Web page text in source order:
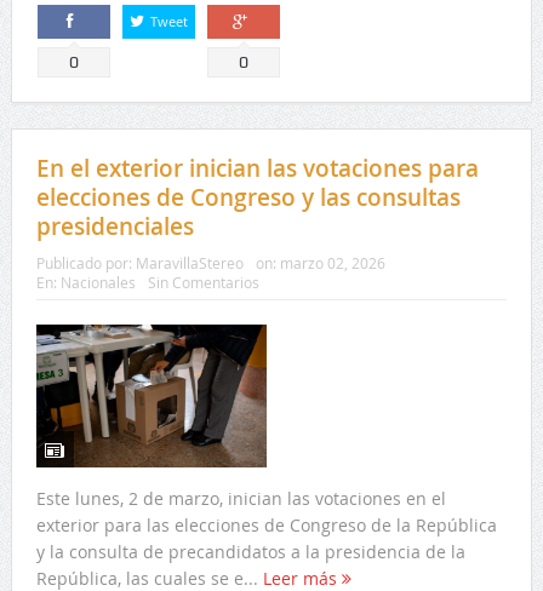
Comparte
0
Tweet
Comparte
0
En el exterior inician las votaciones para
elecciones de Congreso y las consultas
presidenciales
Publicado por: MaravillaStereo on: marzo 02, 2026
En: Nacionales Sin Comentarios
Este lunes, 2 de marzo, inician las votaciones en el
exterior para las elecciones de Congreso de la República
y la consulta de precandidatos a la presidencia de la
República, las cuales se e... Leer más